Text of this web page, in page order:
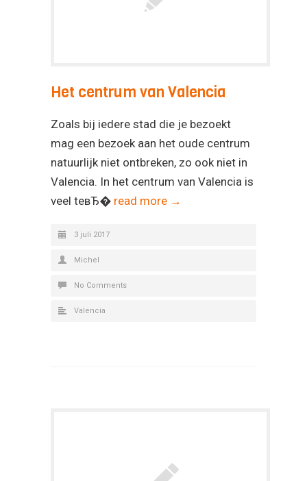
Het centrum van Valencia
Zoals bij iedere stad die je bezoekt
mag een bezoek aan het oude centrum
natuurlijk niet ontbreken, zo ook niet in
Valencia. In het centrum van Valencia is
veel teвЂ� read more →
3 juli 2017
Michel
No Comments
Valencia